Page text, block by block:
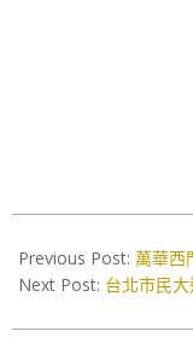
08-
30
Previous Post: 萬華西
Next Post: 台北市民